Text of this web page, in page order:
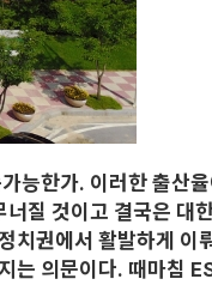
능한가. 이러한 출산
질 것이고 결국은 대
권에서 활발하게
의문이다. 때마침